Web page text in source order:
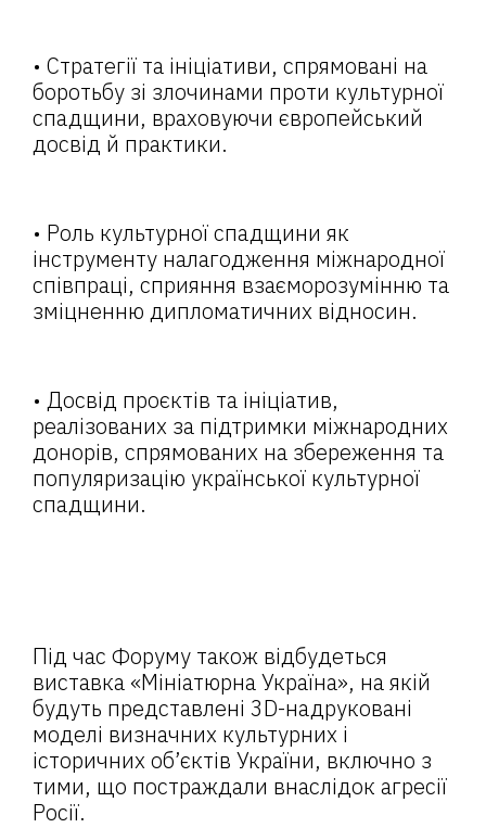
• Стратегії та ініціативи, спрямовані на
боротьбу зі злочинами проти культурної
спадщини, враховуючи європейський
досвід й практики.
• Роль культурної спадщини як
інструменту налагодження міжнародної
співпраці, сприяння взаєморозумінню та
зміцненню дипломатичних відносин.
• Досвід проєктів та ініціатив,
реалізованих за підтримки міжнародних
донорів, спрямованих на збереження та
популяризацію української культурної
спадщини.
Під час Форуму також відбудеться
виставка «Мініатюрна Україна», на якій
будуть представлені 3D-надруковані
моделі визначних культурних і
історичних об’єктів України, включно з
тими, що постраждали внаслідок агресії
Росії.